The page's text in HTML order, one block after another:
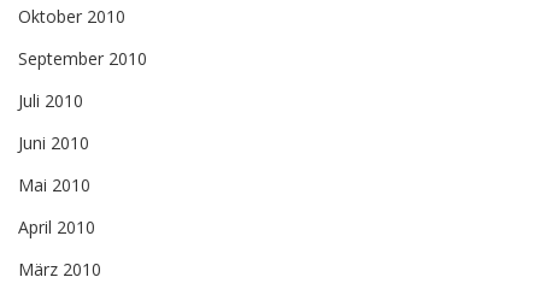
Oktober 2010
September 2010
Juli 2010
Juni 2010
Mai 2010
April 2010
März 2010